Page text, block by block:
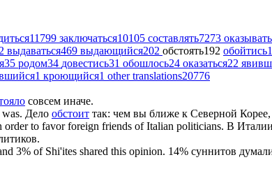
11799 заключаться10105 составлять7273
выдаваться469 выдающийся202 обстоять192 обойтись
35 родом34 довестись31 обошлось24 оказаться22
1 кроющийся1 other translations20776
совсем иначе.
Дело обстоит так: чем вы ближе к Северной
order to favor foreign friends of Italian politicians. В
3% of Shi'ites shared this opinion. 14% суннитов